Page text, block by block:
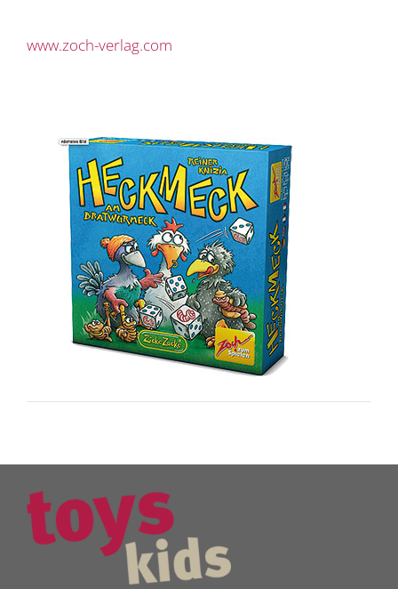
www.zoch-verlag.com